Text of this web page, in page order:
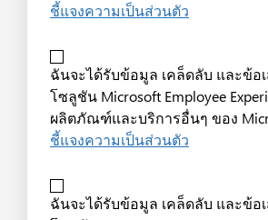
ชี้แจงความเป็นส่วนตัว
ฉันจะได้รับข้อมูล เคล็ดลับ และข้อ
โซลูชัน Microsoft Employee
ผลิตภัณฑ์และบริการอื่นๆ ของ
ชี้แจงความเป็นส่วนตัว
ฉันจะได้รับข้อมูล เคล็ดลับ และข้อ